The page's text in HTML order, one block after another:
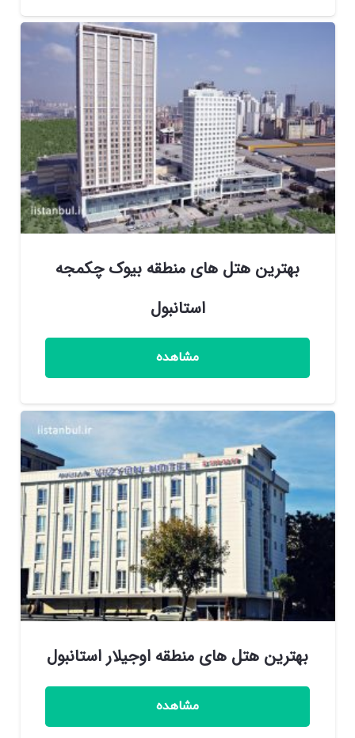
بهترین هتل های منطقه بیوک چکمجه
استانبول
مشاهده
بهترین هتل های منطقه اوجیلار استانبول
مشاهده